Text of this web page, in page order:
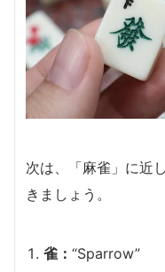
次は、「麻雀」に近
きましょう。
雀： “Sparrow”